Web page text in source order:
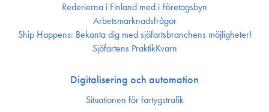
Rederierna i Finland med i Företagsbyn
Arbetsmarknadsfrågor
Ship Happens: Bekanta dig med sjöfartsbranchens möjligheter!
Sjöfartens PraktikKvarn
Digitalisering och automation
Situationen för fartygstrafik